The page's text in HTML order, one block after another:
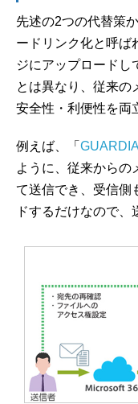
先述の2つの代替策
ードリンク化と呼ば
ジにアップロードし
とは異なり、従来の
安全性・利便性を両
例えば、「
ように、従来からの
て送信でき、受信側
ドするだけなので、